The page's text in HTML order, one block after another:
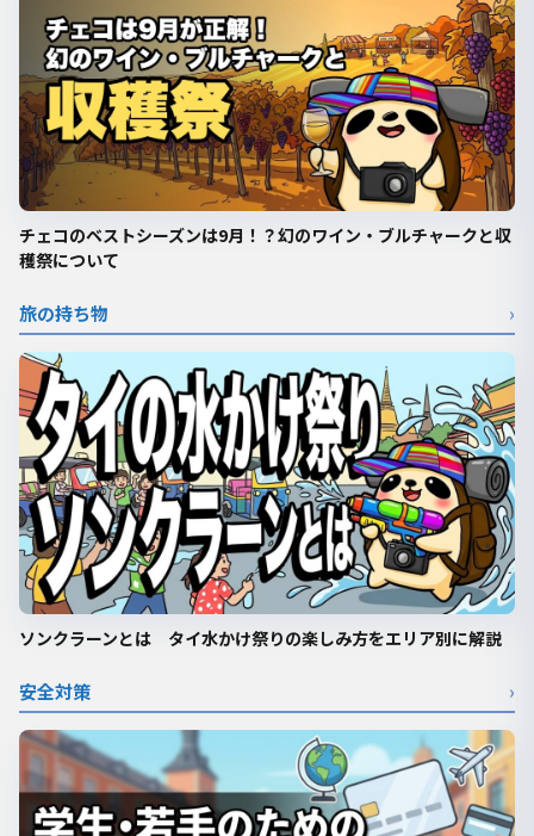
チェコのベストシーズンは9月！？幻のワイン・ブルチャークと収
穫祭について
旅の持ち物 ›
ソンクラーンとは タイ水かけ祭りの楽しみ方をエリア別に解説
安全対策 ›